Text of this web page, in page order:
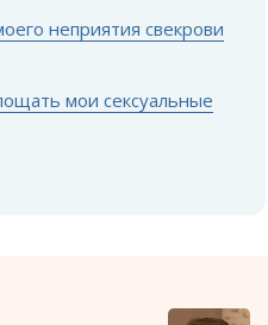
неприятия свекрови
мои сексуальные